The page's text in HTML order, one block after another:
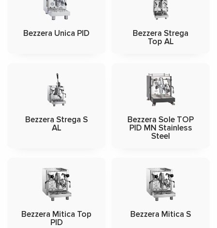
Bezzera Unica PID
Bezzera Strega
Top AL
Bezzera Strega S
AL
Bezzera Sole TOP
PID MN Stainless
Steel
Bezzera Mitica Top
PID
Bezzera Mitica S